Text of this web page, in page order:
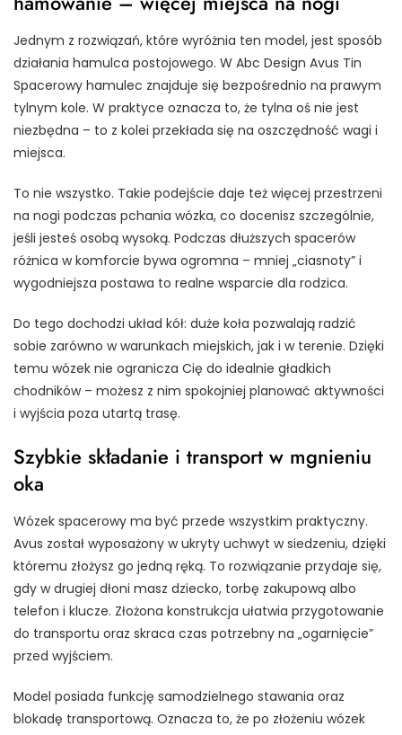
Jednym z rozwiązań, które wyróżnia ten model, jest sposób
działania hamulca postojowego. W Abc Design Avus Tin
Spacerowy hamulec znajduje się bezpośrednio na prawym
tylnym kole. W praktyce oznacza to, że tylna oś nie jest
niezbędna – to z kolei przekłada się na oszczędność wagi i
miejsca.
To nie wszystko. Takie podejście daje też więcej przestrzeni
na nogi podczas pchania wózka, co docenisz szczególnie,
jeśli jesteś osobą wysoką. Podczas dłuższych spacerów
różnica w komforcie bywa ogromna – mniej „ciasnoty” i
wygodniejsza postawa to realne wsparcie dla rodzica.
Do tego dochodzi układ kół: duże koła pozwalają radzić
sobie zarówno w warunkach miejskich, jak i w terenie. Dzięki
temu wózek nie ogranicza Cię do idealnie gładkich
chodników – możesz z nim spokojniej planować aktywności
i wyjścia poza utartą trasę.
Szybkie składanie i transport w mgnieniu
oka
Wózek spacerowy ma być przede wszystkim praktyczny.
Avus został wyposażony w ukryty uchwyt w siedzeniu, dzięki
któremu złożysz go jedną ręką. To rozwiązanie przydaje się,
gdy w drugiej dłoni masz dziecko, torbę zakupową albo
telefon i klucze. Złożona konstrukcja ułatwia przygotowanie
do transportu oraz skraca czas potrzebny na „ogarnięcie”
przed wyjściem.
Model posiada funkcję samodzielnego stawania oraz
blokadę transportową. Oznacza to, że po złożeniu wózek